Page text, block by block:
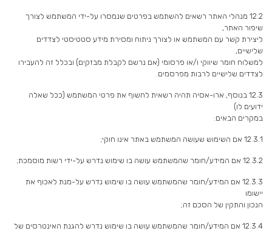
12.2 מנהלי האתר רשאים להשתמש בפרטים שנמסרו על-ידי המשתמש לצורך
שיפור האתר,
ליצירת קשר עם המשתמש או לצורך ניתוח ומסירת מידע סטטיסטי לצדדים
שלישיים,
למשלוח חומר שיווקי ו/או פרסומי (אם נרשם לקבלת מבזקים) ובכלל זה להעבירו
לצדדים שלישיים לרבות מפרסמים.
12.3 בנוסף, ארו-אסיה תהיה רשאית לחשוף את פרטי המשתמש (ככל שאלה
ידועים לו)
במקרים הבאים:
12.3.1 אם השימוש שעושה המשתמש באתר אינו חוקי;
12.3.2 אם המידע/חומר שהמשתמש עושה בו שימוש נדרש על-ידי רשות מוסמכת;
12.3.3 אם המידע/חומר שהמשתמש עושה בו שימוש נדרש על-מנת לאכוף את
יישומו
הנכון והתקין של הסכם זה;
12.3.4 אם המידע/חומר שהמשתמש עושה בו שימוש נדרש להגנת האינטרסים של